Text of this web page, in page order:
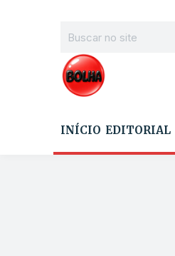
INÍCIO EDITORIAL